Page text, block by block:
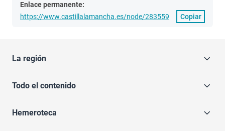
Enlace permanente:
https://www.castillalamancha.es/node/283559
Copiar
La región
Todo el contenido
Hemeroteca